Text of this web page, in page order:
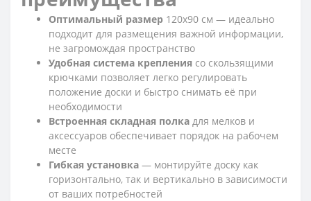
Оптимальный размер 120x90 см — идеально
подходит для размещения важной информации,
не загромождая пространство
Удобная система крепления со скользящими
крючками позволяет легко регулировать
положение доски и быстро снимать её при
необходимости
Встроенная складная полка для мелков и
аксессуаров обеспечивает порядок на рабочем
месте
Гибкая установка — монтируйте доску как
горизонтально, так и вертикально в зависимости
от ваших потребностей